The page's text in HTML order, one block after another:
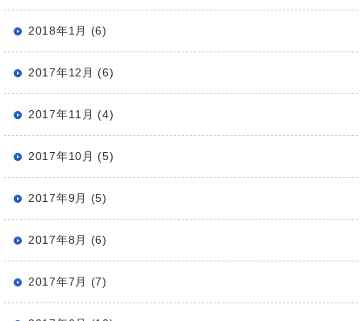
2018年1月 (6)
2017年12月 (6)
2017年11月 (4)
2017年10月 (5)
2017年9月 (5)
2017年8月 (6)
2017年7月 (7)